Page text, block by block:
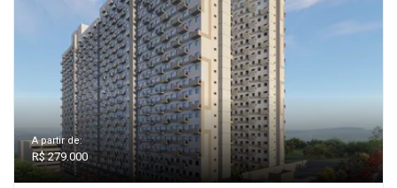
A partir de:
R$ 279.000